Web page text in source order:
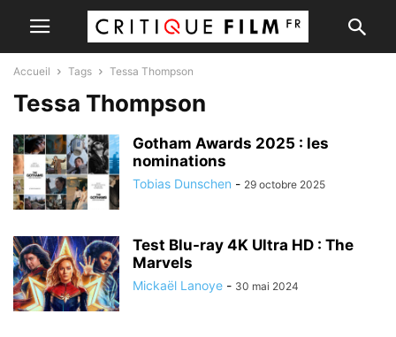
Accueil Tags Tessa Thompson
Tessa Thompson
Gotham Awards 2025 : les
nominations
Tobias Dunschen - 29 octobre 2025
Test Blu-ray 4K Ultra HD : The
Marvels
Mickaël Lanoye - 30 mai 2024